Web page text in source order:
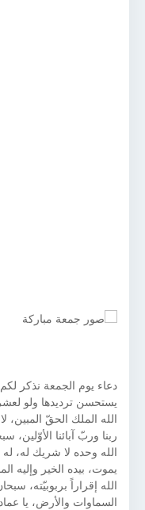
دعاء يوم الجمعة نذكر
يستحسن ترديدها ولو لعشر
الله الملك الحقّ المبين، لا
ربنا وربّ آبائنا الأوّلين،
الله وحده لا شريك له،
يموت، بيده الخير وإليه
الله إقراراً بربوبيّته،
السماوات والأرض، يا